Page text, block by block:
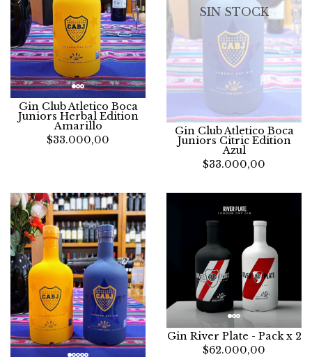
Gin Club Atletico Boca
Juniors Herbal Edition
Amarillo
$33.000,00
SIN STOCK
Gin Club Atletico Boca
Juniors Citric Edition
Azul
$33.000,00
Gin River Plate - Pack x 2
$62.000,00